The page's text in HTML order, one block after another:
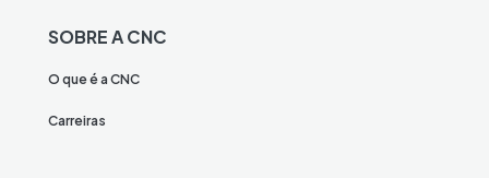
SOBRE A CNC
O que é a CNC
Carreiras